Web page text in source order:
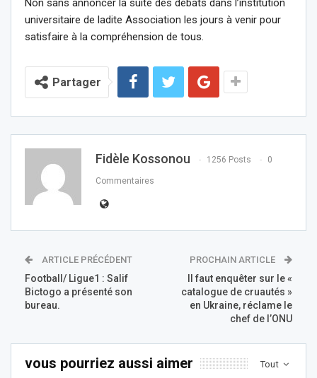
Non sans annoncer la suite des débats dans l’institution
universitaire de ladite Association les jours à venir pour
satisfaire à la compréhension de tous.
Partager
Fidèle Kossonou 1256 Posts 0
Commentaires
ARTICLE PRÉCÉDENT
Football/ Ligue1 : Salif
Bictogo a présenté son
bureau.
PROCHAIN ARTICLE
Il faut enquêter sur le «
catalogue de cruautés »
en Ukraine, réclame le
chef de l’ONU
Tout
vous pourriez aussi aimer